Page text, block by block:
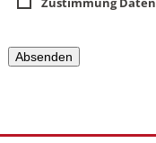
Zustimmung